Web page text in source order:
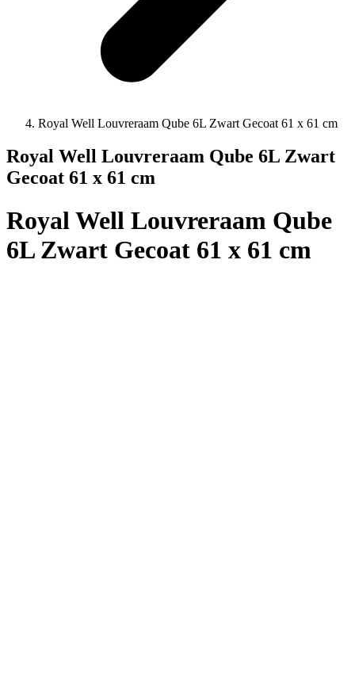
Royal Well Louvreraam Qube 6L Zwart Gecoat 61 x 61 cm
Royal Well Louvreraam Qube 6L Zwart
Gecoat 61 x 61 cm
Royal Well Louvreraam Qube
6L Zwart Gecoat 61 x 61 cm